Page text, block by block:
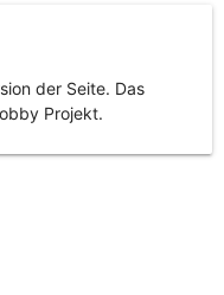
der Seite. Das
Projekt.